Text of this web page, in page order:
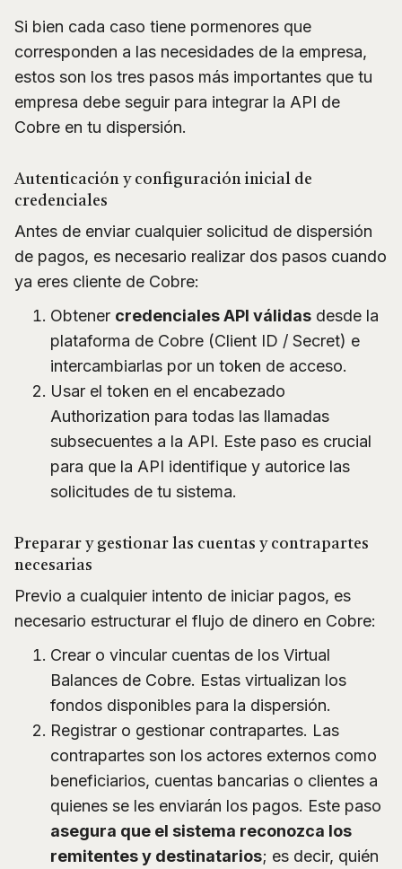
Si bien cada caso tiene pormenores que
corresponden a las necesidades de la empresa,
estos son los tres pasos más importantes que tu
empresa debe seguir para integrar la API de
Cobre en tu dispersión.
Autenticación y configuración inicial de
credenciales
Antes de enviar cualquier solicitud de dispersión
de pagos, es necesario realizar dos pasos cuando
ya eres cliente de Cobre:
Obtener credenciales API válidas desde la
plataforma de Cobre (Client ID / Secret) e
intercambiarlas por un token de acceso.
Usar el token en el encabezado
Authorization para todas las llamadas
subsecuentes a la API. Este paso es crucial
para que la API identifique y autorice las
solicitudes de tu sistema.
Preparar y gestionar las cuentas y contrapartes
necesarias
Previo a cualquier intento de iniciar pagos, es
necesario estructurar el flujo de dinero en Cobre:
Crear o vincular cuentas de los Virtual
Balances de Cobre. Estas virtualizan los
fondos disponibles para la dispersión.
Registrar o gestionar contrapartes. Las
contrapartes son los actores externos como
beneficiarios, cuentas bancarias o clientes a
quienes se les enviarán los pagos. Este paso
asegura que el sistema reconozca los
remitentes y destinatarios; es decir, quién